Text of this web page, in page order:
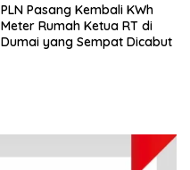
PLN Pasang Kembali KWh
Meter Rumah Ketua RT di
Dumai yang Sempat Dicabut